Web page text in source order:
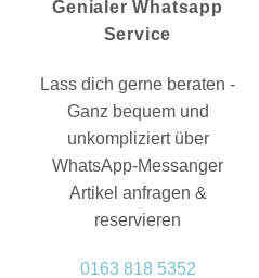
Genialer Whatsapp
Service
Lass dich gerne beraten -
Ganz bequem und
unkompliziert über
WhatsApp-Messanger
Artikel anfragen &
reservieren
0163 818 5352